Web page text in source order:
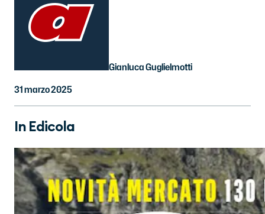
Gianluca Guglielmotti
31 marzo 2025
In Edicola